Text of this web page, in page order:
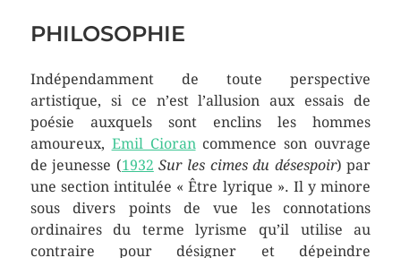
PHILOSOPHIE
Indépendamment de toute perspective
artistique, si ce n’est l’allusion aux essais de
poésie auxquels sont enclins les hommes
amoureux, Emil Cioran commence son ouvrage
de jeunesse (1932 Sur les cimes du désespoir) par
une section intitulée « Être lyrique ». Il y minore
sous divers points de vue les connotations
ordinaires du terme lyrisme qu’il utilise au
contraire pour désigner et dépeindre